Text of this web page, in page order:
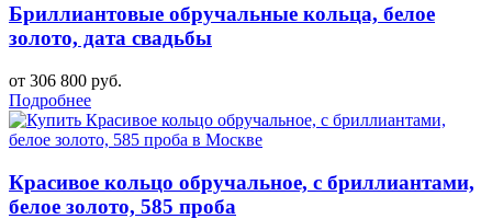
Бриллиантовые обручальные кольца, белое
золото, дата свадьбы
от 306 800 руб.
Подробнее
Красивое кольцо обручальное, с бриллиантами,
белое золото, 585 проба